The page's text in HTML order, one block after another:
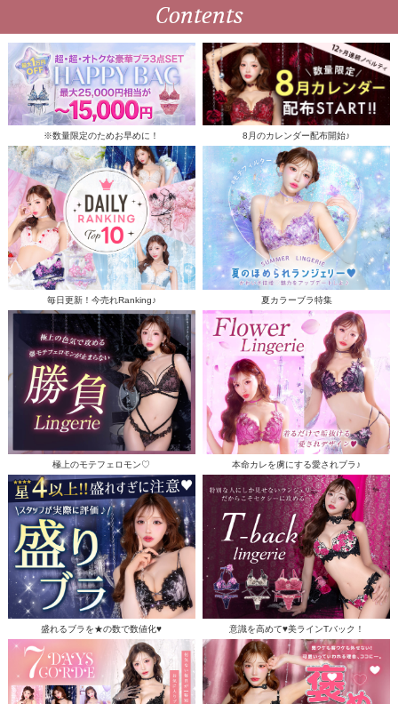
Contents
※数量限定のためお早めに！ 8月のカレンダー配布開始♪
毎日更新！今売れRanking♪ 夏カラーブラ特集
極上のモテフェロモン♡ 本命カレを虜にする愛されブラ♪
盛れるブラを★の数で数値化♥ 意識を高めて♥美ラインTバック！